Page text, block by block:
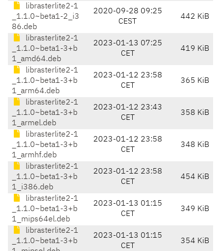
librasterlite2-1
_1.1.0~beta1-2_i3
86.deb
2020-09-28 09:25
CEST
442 KiB
librasterlite2-1
_1.1.0~beta1-3+b
1_amd64.deb
2023-01-13 07:25
CET
419 KiB
librasterlite2-1
_1.1.0~beta1-3+b
1_arm64.deb
2023-01-12 23:58
CET
365 KiB
librasterlite2-1
_1.1.0~beta1-3+b
1_armel.deb
2023-01-12 23:43
CET
358 KiB
librasterlite2-1
_1.1.0~beta1-3+b
1_armhf.deb
2023-01-12 23:58
CET
348 KiB
librasterlite2-1
_1.1.0~beta1-3+b
1_i386.deb
2023-01-12 23:58
CET
454 KiB
librasterlite2-1
_1.1.0~beta1-3+b
1_mips64el.deb
2023-01-13 01:15
CET
349 KiB
librasterlite2-1
_1.1.0~beta1-3+b
2023-01-13 01:15
CET
354 KiB